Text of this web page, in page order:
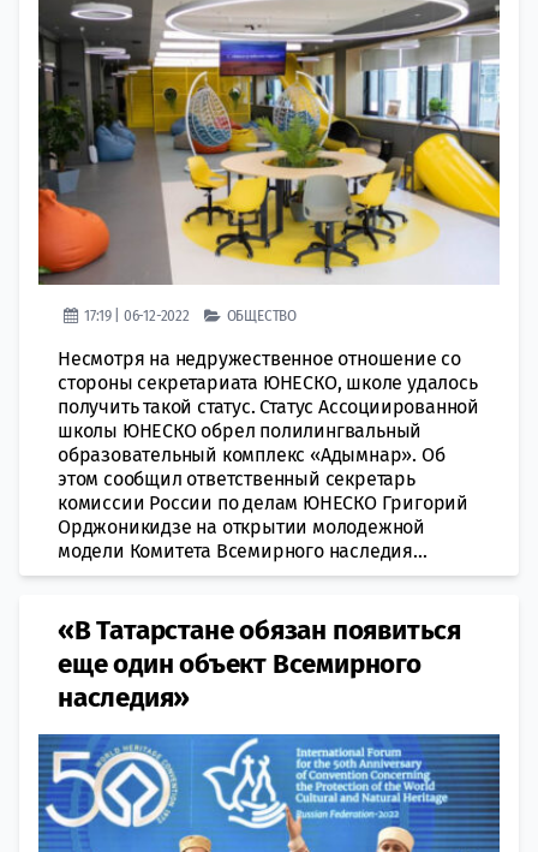
17:19 | 06-12-2022 ОБЩЕСТВО
Несмотря на недружественное отношение со
стороны секретариата ЮНЕСКО, школе удалось
получить такой статус. Статус Ассоциированной
школы ЮНЕСКО обрел пoлилингвальный
образовательный комплекс «Адымнар». Об
этом сообщил ответственный секретарь
комиссии России по делам ЮНЕСКО Григорий
Орджоникидзе на открытии молодежной
модели Комитета Всемирного наследия...
«В Татарстане обязан появиться
еще один объект Всемирного
наследия»